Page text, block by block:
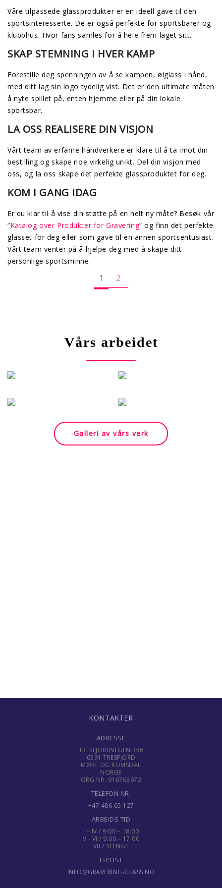
Våre tilpassede glassprodukter er en ideell gave til den
sportsinteresserte. De er også perfekte for sportsbarer og
klubbhus. Hvor fans samles for å heie frem laget sitt.
SKAP STEMNING I HVER KAMP
Forestille deg spenningen av å se kampen, ølglass i hånd,
med ditt lag sin logo tydelig vist. Det er den ultimate måten
å nyte spillet på, enten hjemme eller på din lokale
sportsbar.
LA OSS REALISERE DIN VISJON
Vårt team av erfarne håndverkere er klare til å ta imot din
bestilling og skape noe virkelig unikt. Del din visjon med
oss, og la oss skape det perfekte glassproduktet for deg.
KOM I GANG IDAG
Er du klar til å vise din støtte på en helt ny måte? Besøk vår
“Katalog over Produkter for Gravering” og finn det perfekte
glasset for deg eller som gave til en annen sportsentusiast.
Vårt team venter på å hjelpe deg med å skape ditt
personlige sportsminne.
1 2
Vårs arbeidet
Galleri av vårs verk
KONTAKTER
ADRESSE
TRESFJORDVEGEN 356
6391 TRESFJORD
MØRE OG ROMSDAL
NORGE
ORG.NR. 916763972
TELEFON NR.
+47 486 65 127
ARBEIDS TID
I – IV / 9:00 – 18:00
V - VI / 9:00 – 17:00
VII / STENGT
E-POST
INFO@GRAVERING-GLASS.NO